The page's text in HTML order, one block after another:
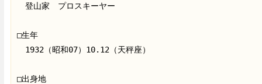
登山家　プロスキーヤー
□生年
1932（昭和07）10.12（天秤座）
□出身地